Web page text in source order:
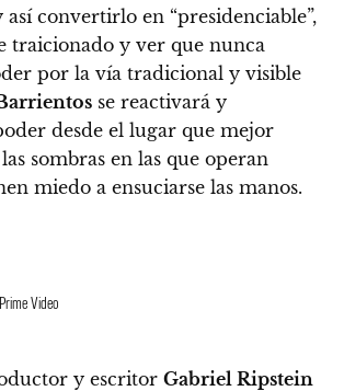
convertirlo en “presidenciable”,
traicionado y ver que nunca
por la vía tradicional y visible
se reactivará y
desde el lugar que mejor
sombras en las que operan
miedo a ensuciarse las manos.
Video
y escritor Gabriel Ripstein